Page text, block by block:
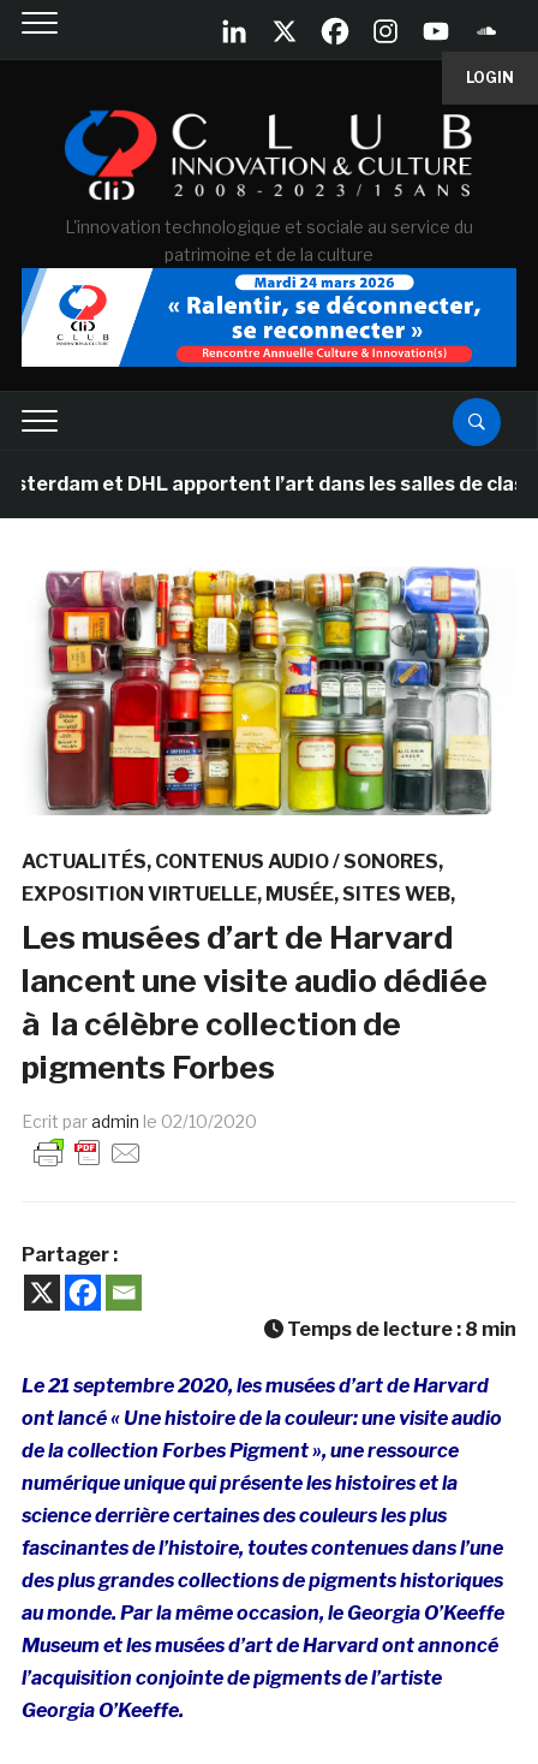
LOGIN
L'innovation technologique et sociale au service du
patrimoine et de la culture
et DHL apportent l’art dans les salles de classe des
ACTUALITÉS CONTENUS AUDIO / SONORES
EXPOSITION VIRTUELLE MUSÉE SITES WEB
Les musées d’art de Harvard
lancent une visite audio dédiée
à la célèbre collection de
pigments Forbes
Ecrit paradmin le 02/10/2020
Partager :
Temps de lecture : 8 min
Le 21 septembre 2020, les musées d’art de Harvard
ont lancé « Une histoire de la couleur: une visite audio
de la collection Forbes Pigment », une ressource
numérique unique qui présente les histoires et la
science derrière certaines des couleurs les plus
fascinantes de l’histoire, toutes contenues dans l’une
des plus grandes collections de pigments historiques
au monde. Par la même occasion, le Georgia O’Keeffe
Museum et les musées d’art de Harvard ont annoncé
l’acquisition conjointe de pigments de l’artiste
Georgia O’Keeffe.